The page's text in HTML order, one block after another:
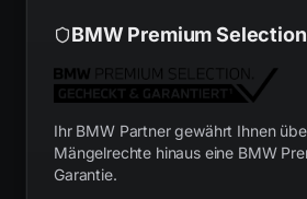
BMW Premium
Ihr BMW Partner gewährt Ihnen
Mängelrechte hinaus eine BMW
Garantie.